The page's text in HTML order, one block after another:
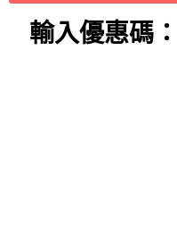
輸入優惠碼